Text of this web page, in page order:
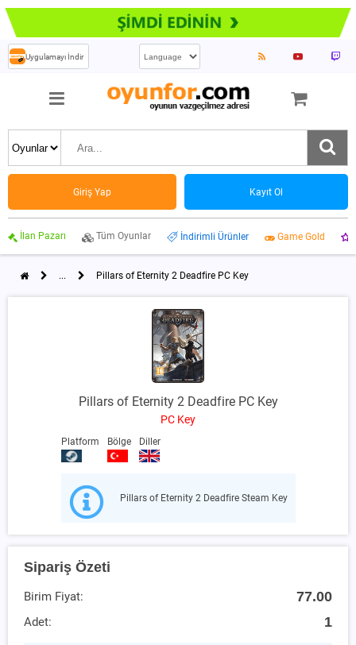
Uygulamayı İndir
Giriş Yap Kayıt Ol
İlan Pazarı Tüm Oyunlar İndirimli Ürünler Game Gold
... Pillars of Eternity 2 Deadfire PC Key
Pillars of Eternity 2 Deadfire PC Key
PC Key
Platform Bölge Diller
Pillars of Eternity 2 Deadfire Steam Key
Sipariş Özeti
Birim Fiyat: 77.00
Adet: 1